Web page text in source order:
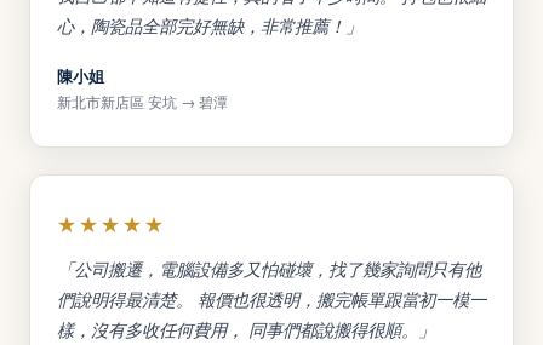
心，陶瓷品全部完好無缺，非常推薦！」
陳小姐
新北市新店區 安坑 → 碧潭
★★★★★
「公司搬遷，電腦設備多又怕碰壞，找了幾家詢問只有他
們說明得最清楚。 報價也很透明，搬完帳單跟當初一模一
樣，沒有多收任何費用， 同事們都說搬得很順。」